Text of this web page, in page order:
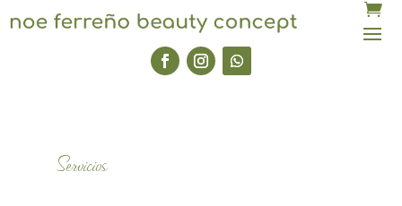
Servicios